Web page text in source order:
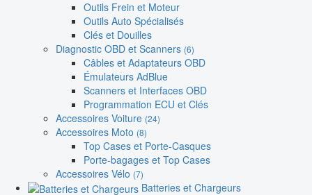
Outils Frein et Moteur
Outils Auto Spécialisés
Clés et Douilles
Diagnostic OBD et Scanners (6)
Câbles et Adaptateurs OBD
Émulateurs AdBlue
Scanners et Interfaces OBD
Programmation ECU et Clés
Accessoires Voiture (24)
Accessoires Moto (8)
Top Cases et Porte-Casques
Porte-bagages et Top Cases
Accessoires Vélo (7)
Batteries et Chargeurs